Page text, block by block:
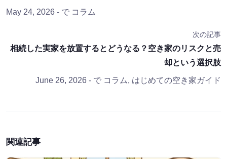
May 24, 2026 - で コラム
次の記事
相続した実家を放置するとどうなる？空き家のリスクと売
却という選択肢
June 26, 2026 - で コラム, はじめての空き家ガイド
関連記事